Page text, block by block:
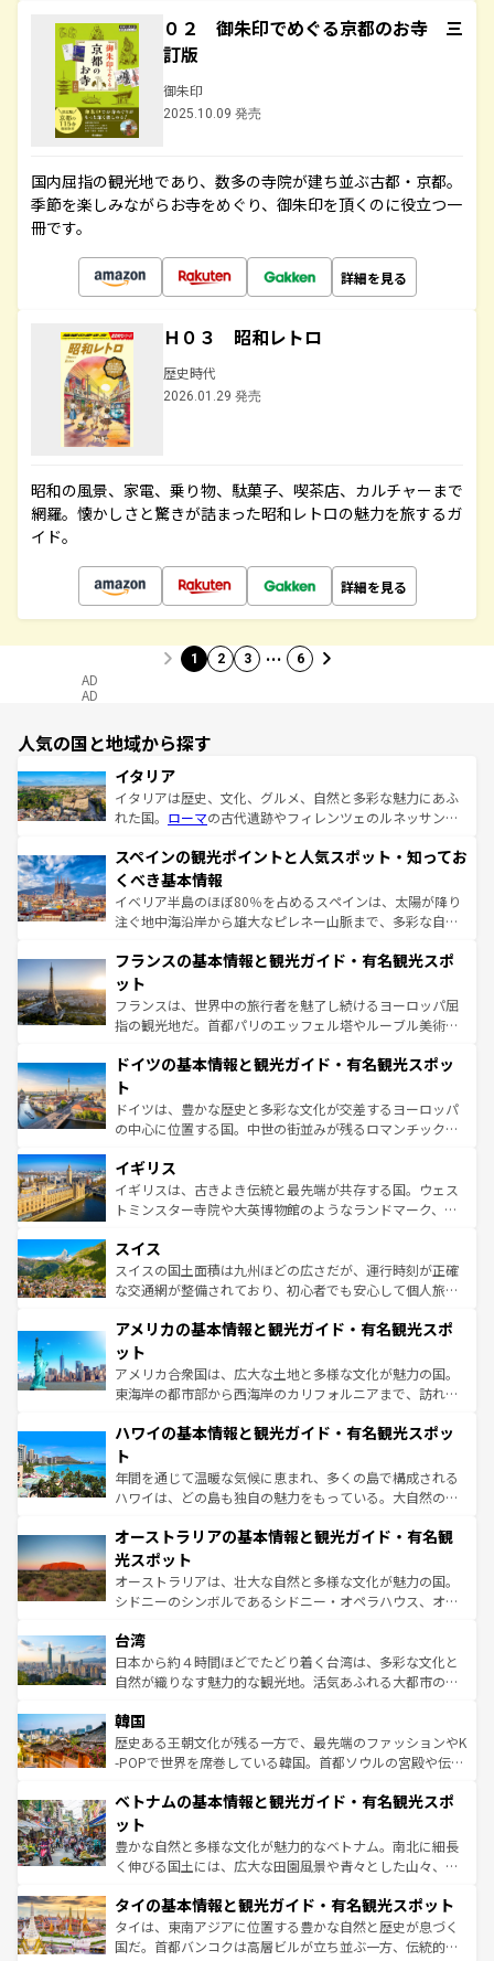
０２ 御朱印でめぐる京都のお寺 三
訂版
御朱印
2025.10.09 発売
国内屈指の観光地であり、数多の寺院が建ち並ぶ古都・京都。
季節を楽しみながらお寺をめぐり、御朱印を頂くのに役立つ一
冊です。
詳細を見る
Ｈ０３ 昭和レトロ
歴史時代
2026.01.29 発売
昭和の風景、家電、乗り物、駄菓子、喫茶店、カルチャーまで
網羅。懐かしさと驚きが詰まった昭和レトロの魅力を旅するガ
イド。
詳細を見る
1 2 3 … 6
AD
AD
人気の国と地域から探す
イタリア
イタリアは歴史、文化、グルメ、自然と多彩な魅力にあふ
れた国。 ローマの古代遺跡やフィレンツェのルネッサンス
ろん、トスカーナの美しい田園風景やアマルフィ海岸の絶
景など、自然景観も見逃せない。観光の合間には、本場の
ピザやパスタなど、絶品のイタリア料理を堪能することも
できる。朝目覚めてから夜眠るまで、すべての瞬間を楽し
なお、新着のイタリア情報はコンテンツ一覧を参照してほ
しい。
スペインの観光ポイントと人気スポット・知ってお
くべき基本情報
イベリア半島のほぼ80％を占めるスペインは、太陽が降り
注ぐ地中海沿岸から雄大なピレネー山脈まで、多彩な自然
文化が根付くこの国では、情熱的なフラメンコ、熱気あふ
れる闘牛、そして美味しいタパスが生活の一部となってい
る。首都マドリードの洗練された雰囲気や、バルセロナの
アートに溢れた街角から、地方では古代ローマ遺跡や中世
せる。地方によって風土や気候が異なるスペインはその個
ンテンツ一覧 を参照してほしい。
フランスの基本情報と観光ガイド・有名観光スポ
ット
フランスは、世界中の旅行者を魅了し続けるヨーロッパ屈
指の観光地だ。首都パリのエッフェル塔やルーブル美術館
で、幅広い魅力が詰まっている。華麗な宮殿、歴史的な大
聖堂、美しいビーチ、そして豊かな自然が、訪れる者を心
から魅了する。また、フランスは美食の国としても知ら
れ、フランス料理はユネスコ無形文化遺産にも登録されて
香り高いラベンダー畑など、多彩な楽しみ方が可能だ。さ
らに、パリ以外の地域にも魅力が溢れており、どの街角に
も豊かな歴史と文化が息づいている。パリ以外の個性あふ
を参照してほしい。
ドイツの基本情報と観光ガイド・有名観光スポッ
ト
ドイツは、豊かな歴史と多彩な文化が交差するヨーロッパ
の中心に位置する国。中世の街並みが残るロマンチック街
顔を持つこの国は、どこを歩いても飽きることがない。ベ
ルリンの文化的活気、バイエルン州のアルプスの絶景、そ
してライン川沿いのワイン畑といった風景は必見。ビール
は、お酒好きな人にはぜひ体験してほしい。 なお、新着の
ドイツ情報はコンテンツ一覧を参照してほしい。
イギリス
イギリスは、古きよき伝統と最先端が共存する国。ウェス
トミンスター寺院や大英博物館のようなランドマーク、歴
リアごとに異なる魅力がある。また、優雅なアフタヌーン
ティー、ビール好きにはたまらない英国パブ、サッカー観
戦など、本場だからこそできる体験も豊富。イギリスを旅
ンツ一覧を参照してほしい。
スイス
スイスの国土面積は九州ほどの広さだが、運行時刻が正確
な交通網が整備されており、初心者でも安心して個人旅行
の建物がそのまま残る町や、スイスならではのユニークな
博物館もあり、アルプス観光だけでなく町歩きも満喫する
ことができる。国民の所得が高いため物価も高いが、旅行
者向けの交通パス提供のサービスもあり、うまく活用すれ
着のスイス情報はコンテンツ一覧を参照してほしい。
アメリカの基本情報と観光ガイド・有名観光スポ
ット
アメリカ合衆国は、広大な土地と多様な文化が魅力の国。
東海岸の都市部から西海岸のカリフォルニアまで、訪れる
のような巨大都市は、観光、ショッピング、エンターテイ
ンメントが詰まった刺激的なスポットだ。一方、アメリカ
西部には大自然が広がり、グランドキャニオンやイエロー
ストーン国立公園といった絶景が堪能できる。さらに、南
文化が魅力。旅行者はアメリカの各地域で異なる魅力を楽
しみながら、その多様性と豊かな歴史を感じることができ
るだろう。車でのロードトリップや列車の旅も、アメリカ
ならではの贅沢な旅のスタイルだ。 なお、新着のアメリカ
情報は コンテンツ一覧 を参照してほしい。
ハワイの基本情報と観光ガイド・有名観光スポッ
ト
年間を通じて温暖な気候に恵まれ、多くの島で構成される
ハワイは、どの島も独自の魅力をもっている。大自然の神
ワイ島は見逃せない。また、定番の観光地といえばオアフ
島だが、静かな自然を求めるならマウイ島やカウアイ島が
おすすめ。エメラルドグリーンに輝く海をはじめ、豊かな
文化や歴史が息づいている。「アロハスピリット」と呼ば
人々、おいしいローカルフードやハワイアンミュージッ
ク、伝統的なフラダンスなど、すべてがハワイの魅力を彩
っている。訪れるたびに新しい発見と感動が待っているハ
はコンテンツ一覧
オーストラリアの基本情報と観光ガイド・有名観
光スポット
オーストラリアは、壮大な自然と多様な文化が魅力の国。
シドニーのシンボルであるシドニー・オペラハウス、オー
リアリーフや大陸中央部にそびえるウルル（エアーズロッ
ク）、タスマニアの美しい原生林やケアンズの熱帯雨林な
ど、見どころがたくさん。また、カフェやワイン、オージ
いる。アクティビティも充実しており、サーフィンやダイ
ビング、ハイキングなど、アウトドア好きにはたまらな
い。オーストラリアの多彩な魅力を存分に味わいつくそ
参照してほしい。
台湾
日本から約４時間ほどでたどり着く台湾は、多彩な文化と
自然が織りなす魅力的な観光地。活気あふれる大都市の台
ン）、静ひつな山岳地帯である台湾東部など、都市の喧騒
と山間の静けさが共存しており、訪れる人に新しい発見と
驚きをもたらしてくれる。また、奥深い台湾の食文化も魅
容にもいいと評判のスイーツなど、バラエティ豊かな料理
照してほしい。
韓国
歴史ある王朝文化が残る一方で、最先端のファッションやK
-POPで世界を席巻している韓国。首都ソウルの宮殿や伝統
き、地方に足を延ばせば四季折々の自然美を楽しむことが
できる。そして、キムチや焼肉、絶品のストリートフード
まで、さまざまな韓国料理が待っている。夜には、韓国な
らではのナイトライフも堪能できる。あたたかいホスピタ
わってみてほしい。 なお、新着の韓国情報はコンテンツ一
覧 を参照してほしい。
ベトナムの基本情報と観光ガイド・有名観光スポ
ット
豊かな自然と多様な文化が魅力的なベトナム。南北に細長
く伸びる国土には、広大な田園風景や青々とした山々、世
急速な発展と共に伝統が息づく。ハノイの古い町並みやホ
ーチミン市のフランス統治時代の建物も、独特の雰囲気を
醸し出している。また、バラエティの豊かさとおいしさで
タイの基本情報と観光ガイド・有名観光スポット
タイは、東南アジアに位置する豊かな自然と歴史が息づく
国だ。首都バンコクは高層ビルが立ち並ぶ一方、伝統的な